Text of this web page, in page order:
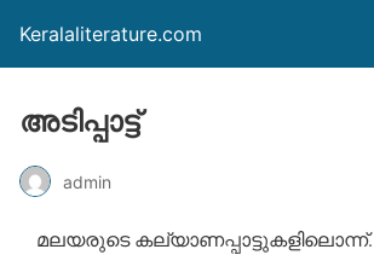
Keralaliterature.com
അടിപ്പാട്ട്
admin
മലയരുടെ